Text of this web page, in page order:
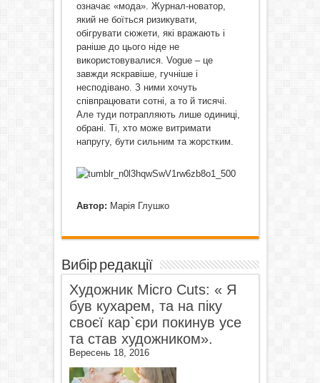
означає «мода». Журнал-новатор,
який не боїться ризикувати,
обігрувати сюжети, які вражають і
раніше до цього ніде не
використовувалися. Voguе – це
завжди яскравіше, гучніше і
несподівано. З ними хочуть
співпрацювати сотні, а то й тисячі.
Але туди потрапляють лише одиниці,
обрані. Ті, хто може витримати
напругу, бути сильним та жорстким.
Автор: Марія Глушко
Вибір редакції
Художник Micro Cuts: « Я
був кухарем, та на піку
своєї кар`єри покинув усе
та став художником».
Вересень 18, 2016